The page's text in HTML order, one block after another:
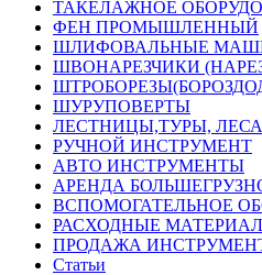
ТАКЕЛАЖНОЕ
ФЕН ПРОМЫШЛЕННЫЙ
ШЛИФОВАЛЬНЫЕ
ШВОНАРЕЗЧИКИ
ШУРУПОВЕРТЫ
ЛЕСТНИЦЫ,ТУРЫ, ЛЕСА
РУЧНОЙ ИНСТРУМЕНТ
АВТО ИНСТРУМЕНТЫ
АРЕНДА
ВСПОМОГАТЕЛЬНОЕ
РАСХОДНЫЕ
ПРОДАЖА
Статьи